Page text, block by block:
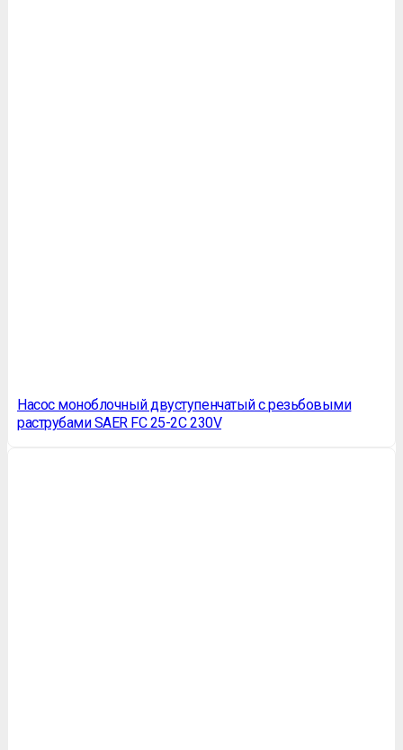
Насос моноблочный двуступенчатый c резьбовыми
раструбами SAER FC 25-2C 230V